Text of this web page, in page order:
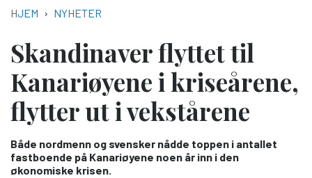
NAVIGASJONSSTI
HJEM NYHETER
Skandinaver flyttet til
Kanariøyene i kriseårene,
flytter ut i vekstårene
Både nordmenn og svensker nådde toppen i antallet
fastboende på Kanariøyene noen år inn i den
økonomiske krisen.